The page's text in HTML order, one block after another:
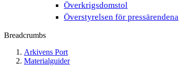
Överkrigsdomstol
Överstyrelsen för pressärendena
Breadcrumbs
Arkivens Port
Materialguider